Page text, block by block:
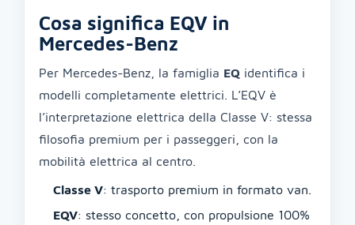
Cosa significa EQV in
Mercedes-Benz
Per Mercedes-Benz, la famiglia EQ identifica i
modelli completamente elettrici. L’EQV è
l’interpretazione elettrica della Classe V: stessa
filosofia premium per i passeggeri, con la
mobilità elettrica al centro.
Classe V: trasporto premium in formato van.
EQV: stesso concetto, con propulsione 100%